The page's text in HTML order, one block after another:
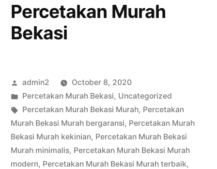
Percetakan Murah
Bekasi
Posted
by
admin2
October 8, 2020
Posted
in
Percetakan Murah Bekasi, Uncategorized
Tags:
Percetakan Murah Bekasi Murah, Percetakan
Murah Bekasi Murah bergaransi, Percetakan Murah
Bekasi Murah kekinian, Percetakan Murah Bekasi
Murah minimalis, Percetakan Murah Bekasi Murah
modern, Percetakan Murah Bekasi Murah terbaik,